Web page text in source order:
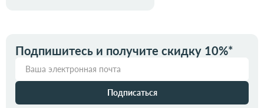
Подпишитесь и получите скидку 10%*
Подписаться